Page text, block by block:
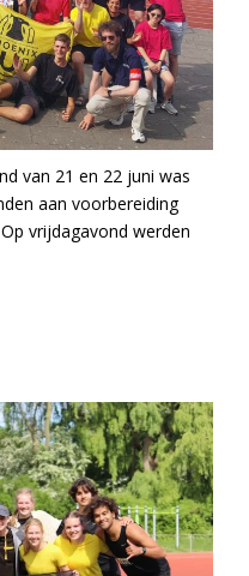
van 21 en 22 juni was
aan voorbereiding
vrijdagavond werden